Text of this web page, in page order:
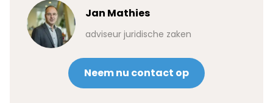
Jan Mathies
adviseur juridische zaken
Neem nu contact op